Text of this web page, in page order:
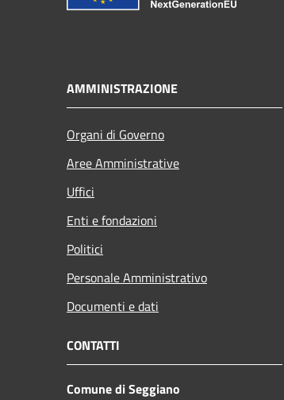
AMMINISTRAZIONE
Organi di Governo
Aree Amministrative
Uffici
Enti e fondazioni
Politici
Personale Amministrativo
Documenti e dati
CONTATTI
Comune di Seggiano